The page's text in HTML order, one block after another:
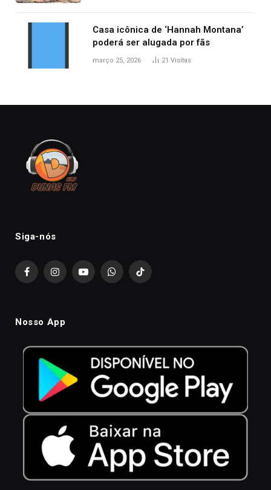
Casa icônica de ‘Hannah Montana’
poderá ser alugada por fãs
março 25, 2026 21 Visitas
Siga-nós
FacebookInstagramYouTubeWhatsAppTikTok
Nosso App